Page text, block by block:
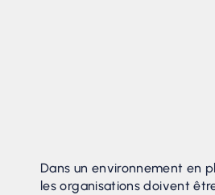
Dans un environnement en
les organisations doivent